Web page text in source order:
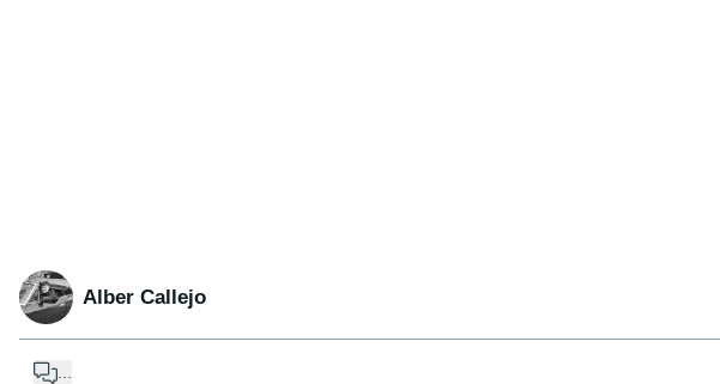
Alber Callejo
...